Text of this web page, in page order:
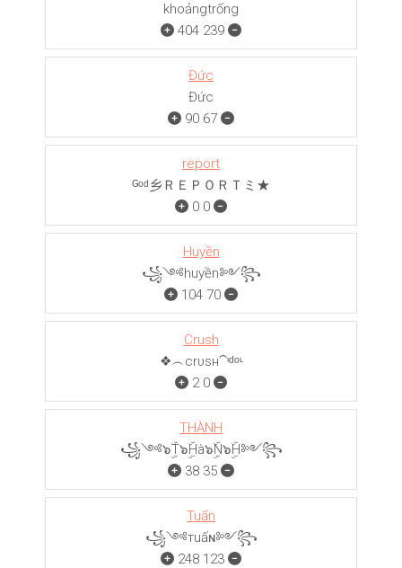
khoảngㅤㅤㅤtrống
404 239
Đức
Đức
90 67
report
ᴳᵒᵈ乡ＲＥＰＯＲＴミ★
0 0
Huyền
꧁༺huyền༻꧂
104 70
Crush
❖︵crυѕн⁀ᶦᵈᵒᶫ
2 0
THÀNH
꧁༺๖ۣۜT๖ۣۜHà๖ۣۜN๖ۣۜH༻꧂
38 35
Tuấn
꧁༺тuấɴ༻꧂
248 123